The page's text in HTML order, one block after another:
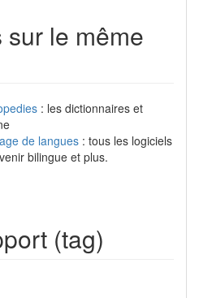
le même
: les dictionnaires et
de langues : tous les logiciels
bilingue et plus.
(tag)